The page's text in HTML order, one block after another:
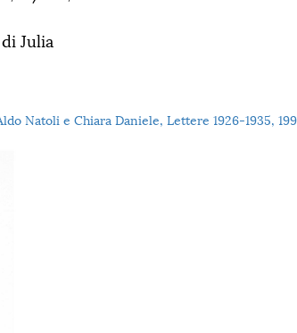
Julia
Natoli e Chiara Daniele, Lettere 1926-1935,